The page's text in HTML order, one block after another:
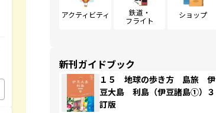
アクティビティ
鉄道・
フライト
ショップ
新刊ガイドブック
１５ 地球の歩き方 島旅 伊
豆大島 利島（伊豆諸島①）３
訂版